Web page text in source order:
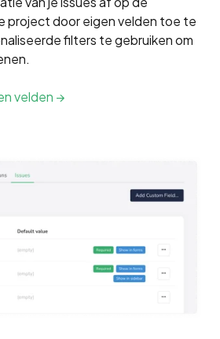
project door eigen velden toe te
filters te gebruiken om
velden →